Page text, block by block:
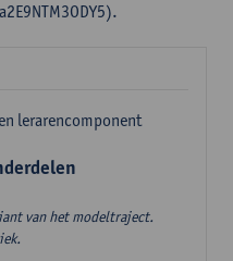
lerarencomponent
van het modeltraject.